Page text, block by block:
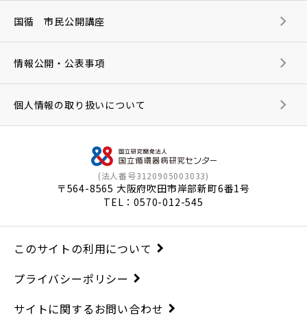
(法人番号3120905003033)
〒564-8565 大阪府吹田市岸部新町6番1号
TEL：0570-012-545
国循 市民公開講座
情報公開・公表事項
個人情報の取り扱いについて
このサイトの利用について
プライバシーポリシー
サイトに関するお問い合わせ